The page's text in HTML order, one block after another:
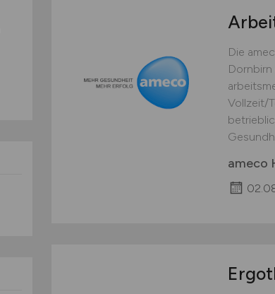
Die
Dornbirn
Vollzeit/
ameco